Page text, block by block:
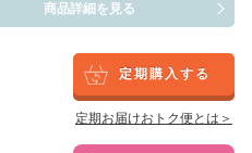
商品詳細を見る
定期購入する
定期お届けおトク便とは＞